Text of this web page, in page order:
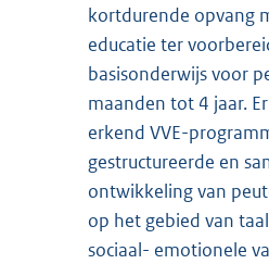
kortdurende opvang
educatie ter
basisonderwijs voor
maanden tot 4 jaar.
erkend VVE-
gestructureerde en
ontwikkeling van
op het gebied van
sociaal- emotionele